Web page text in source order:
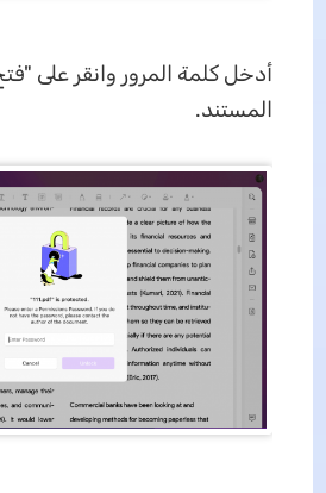
أدخل كلمة المرور وانقر على
المستند.